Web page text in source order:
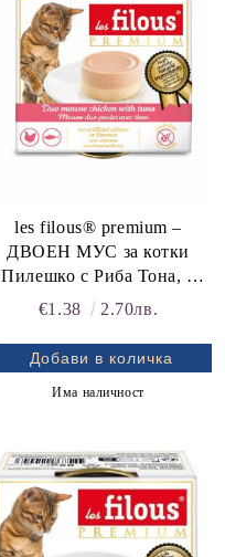
les filous® premium –
ДВОЕН МУС за котки
Пилешко с Риба Тона, с
гладка текстура
€1.38 2.70лв.
Има наличност